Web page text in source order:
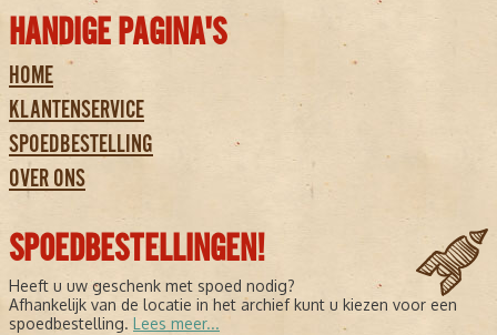
HANDIGE PAGINA'S
HOME
KLANTENSERVICE
SPOEDBESTELLING
OVER ONS
SPOEDBESTELLINGEN!
Heeft u uw geschenk met spoed nodig?
Afhankelijk van de locatie in het archief kunt u kiezen voor een
spoedbestelling. Lees meer...